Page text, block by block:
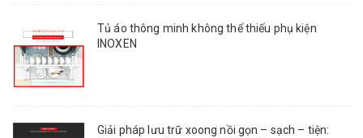
Tủ áo thông minh không thể thiếu phụ kiện
INOXEN
Giải pháp lưu trữ xoong nồi gọn – sạch – tiện: